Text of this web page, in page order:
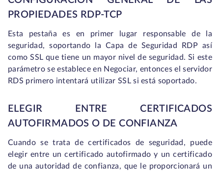
PROPIEDADES RDP-TCP
Esta pestaña es en primer lugar responsable de la
seguridad, soportando la Capa de Seguridad RDP así
como SSL que tiene un mayor nivel de seguridad. Si este
parámetro se establece en Negociar, entonces el servidor
RDS primero intentará utilizar SSL si está soportado.
ELEGIR ENTRE CERTIFICADOS
AUTOFIRMADOS O DE CONFIANZA
Cuando se trata de certificados de seguridad, puede
elegir entre un certificado autofirmado y un certificado
de una autoridad de confianza, que le proporcionará un